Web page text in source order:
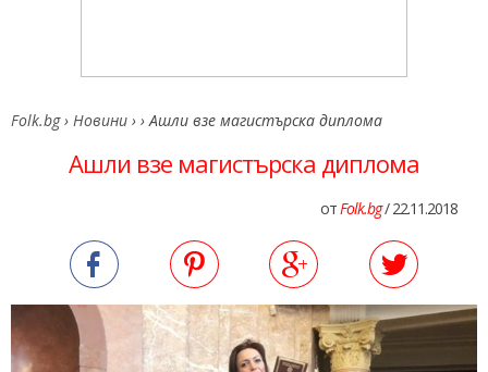
Folk.bg › Новини › ›Ашли взе магистърска диплома
Ашли взе магистърска диплома
отFolk.bg/ 22.11.2018